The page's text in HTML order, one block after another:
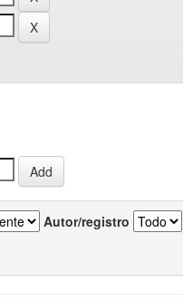
Autor/registro